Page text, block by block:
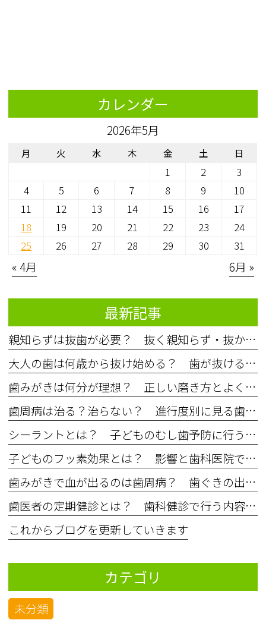
カレンダー
2026年5月
月 火 水 木 金 土 日
1 2
3
4
5 6 7 8 9
10
11
12 13 14 15 16
17
18
19 20 21 22 23
24
25
26 27 28 29 30 31
« 4月 6月 »
最新記事
親知らずは抜歯が必要？ 抜く親知らず・抜かなくていい親知らず
大人の歯は何歳から抜け始める？ 歯が抜ける原因と特徴【年齢別】
歯みがきは何分が理想？ 正しい磨き方とよくある間違い
歯周病は治る？治らない？ 進行度別に見る歯周病治療
シーラントとは？ 子どものむし歯予防に行う歯科処置について
子どものフッ素効果とは？ 影響と歯科医院でのフッ素塗布
歯みがきで血が出るのは歯周病？ 歯ぐきの出血と進行度別の症状
歯医者の定期健診とは？ 歯科健診で行う内容と費用
これからブログを更新していきます
カテゴリ
未分類